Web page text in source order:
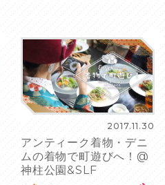
2017.11.30
アンティーク着物・デニ
ムの着物で町遊びへ！@
神柱公園&SLF